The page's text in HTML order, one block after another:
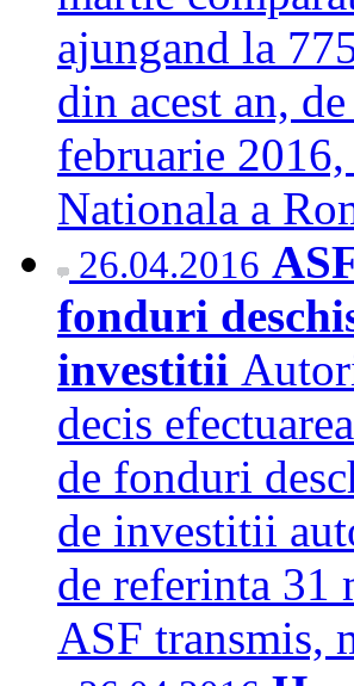
ajungand la
din acest an,
februarie
Nationala a
26.04.2016
fonduri
investitii
decis
de fonduri
de investitii
de referinta 31
ASF